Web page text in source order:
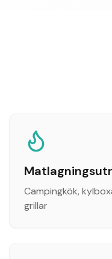
Campingkök,
grillar